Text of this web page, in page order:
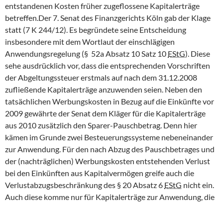
entstandenen Kosten früher zugeflossene Kapitalerträge
betreffen.Der 7. Senat des Finanzgerichts Köln gab der Klage
statt (7 K 244/12). Es begründete seine Entscheidung
insbesondere mit dem Wortlaut der einschlägigen
Anwendungsregelung (§ 52a Absatz 10 Satz 10 EStG). Diese
sehe ausdrücklich vor, dass die entsprechenden Vorschriften
der Abgeltungssteuer erstmals auf nach dem 31.12.2008
zufließende Kapitalerträge anzuwenden seien. Neben den
tatsächlichen Werbungskosten in Bezug auf die Einkünfte vor
2009 gewährte der Senat dem Kläger für die Kapitalerträge
aus 2010 zusätzlich den Sparer-Pauschbetrag. Denn hier
kämen im Grunde zwei Besteuerungssysteme nebeneinander
zur Anwendung. Für den nach Abzug des Pauschbetrages und
der (nachträglichen) Werbungskosten entstehenden Verlust
bei den Einkünften aus Kapitalvermögen greife auch die
Verlustabzugsbeschränkung des § 20 Absatz 6 EStG nicht ein.
Auch diese komme nur für Kapitalerträge zur Anwendung, die